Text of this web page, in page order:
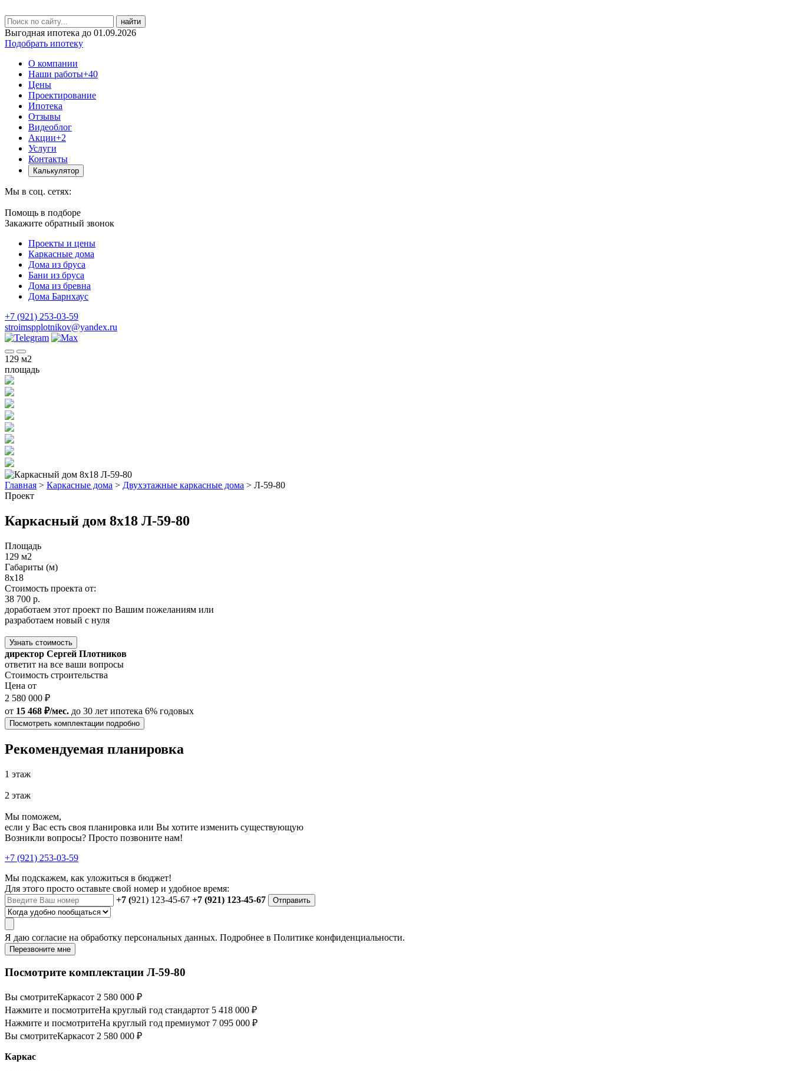
найти
Выгодная ипотека до 01.09.2026
Подобрать ипотеку
О компании
Наши работы+40
Цены
Проектирование
Ипотека
Отзывы
Видеоблог
Акции+2
Услуги
Контакты
Калькулятор
Мы в соц. сетях:
Помощь в подборе
Закажите обратный звонок
Проекты и цены
Каркасные дома
Дома из бруса
Бани из бруса
Дома из бревна
Дома Барнхаус
+7 (921) 253-03-59
stroimspplotnikov@yandex.ru
129 м2
площадь
Главная > Каркасные дома > Двухэтажные каркасные дома > Л-59-80
Проект
Каркасный дом 8х18 Л-59-80
Площадь
129 м2
Габариты (м)
8х18
Стоимость проекта от:
38 700 р.
доработаем этот проект по Вашим пожеланиям или
разработаем новый с нуля
Узнать стоимость
директор Сергей Плотников
ответит на все ваши вопросы
Стоимость строительства
Цена от
2 580 000 ₽
от 15 468 ₽/мес. до 30 лет ипотека 6% годовых
Посмотреть комплектации подробно
Рекомендуемая планировка
1 этаж
2 этаж
Мы поможем,
если у Вас есть своя планировка или Вы хотите изменить существующую
Возникли вопросы? Просто позвоните нам!
+7 (921) 253-03-59
Мы подскажем, как уложиться в бюджет!
Для этого просто оставьте свой номер и удобное время:
+7 (921) 123-45-67 +7 (921) 123-45-67 Отправить
Я даю согласие на обработку персональных данных. Подробнее в Политике конфиденциальности.
Перезвоните мне
Посмотрите комплектации Л-59-80
Вы смотритеКаркасот 2 580 000 ₽
Нажмите и посмотритеНа круглый год стандартот 5 418 000 ₽
Нажмите и посмотритеНа круглый год премиумот 7 095 000 ₽
Вы смотритеКаркасот 2 580 000 ₽
Каркас